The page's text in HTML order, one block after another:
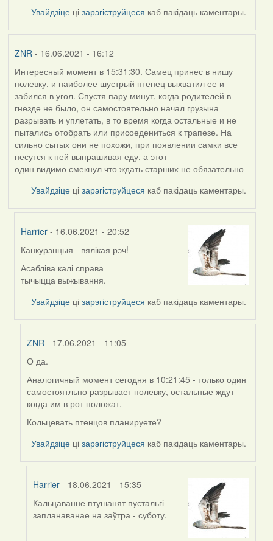
Увайдзіце цізарэгіструйцеся каб пакідаць каментары.
ZNR - 16.06.2021 - 16:12
Интересный момент в 15:31:30. Самец принес в нишу
полевку, и наиболее шустрый птенец выхватил ее и
забился в угол. Спустя пару минут, когда родителей в
гнезде не было, он самостоятельно начал грузына
разрывать и уплетать, в то время когда остальные и не
пытались отобрать или присоедениться к трапезе. На
сильно сытых они не похожи, при появлении самки все
несутся к ней выпрашивая еду, а этот
один видимо смекнул что ждать старших не обязательно
Увайдзіце цізарэгіструйцеся каб пакідаць каментары.
Harrier - 16.06.2021 - 20:52
In
reply
to
ZNR
Канкурэнцыя - вялікая рэч!
Асабліва калі справа
тычыцца выжывання.
Увайдзіце цізарэгіструйцеся каб пакідаць каментары.
ZNR - 17.06.2021 - 11:05
In
reply
to
by
О да.
Аналогичный момент сегодня в 10:21:45 - только один
самостоятльно разрывает полевку, остальные ждут
когда им в рот положат.
Кольцевать птенцов планируете?
Увайдзіце цізарэгіструйцеся каб пакідаць каментары.
Harrier- 18.06.2021 - 15:35
In
reply
Кальцаванне птушанят пустальгі
запланаванае на заўтра - суботу.